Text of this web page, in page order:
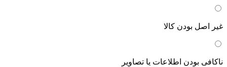
غیر اصل بودن کالا
ناکافی بودن اطلاعات یا تصاویر